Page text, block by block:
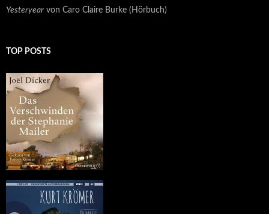
Yesteryear von Caro Claire Burke (Hörbuch)
TOP POSTS